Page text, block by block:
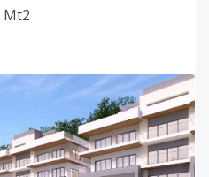
Mt2